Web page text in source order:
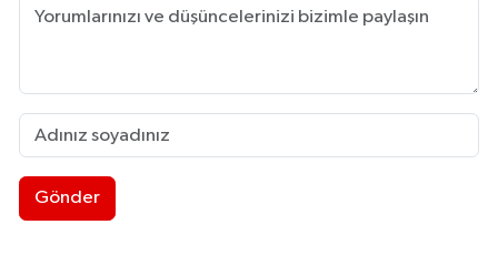
Gönder